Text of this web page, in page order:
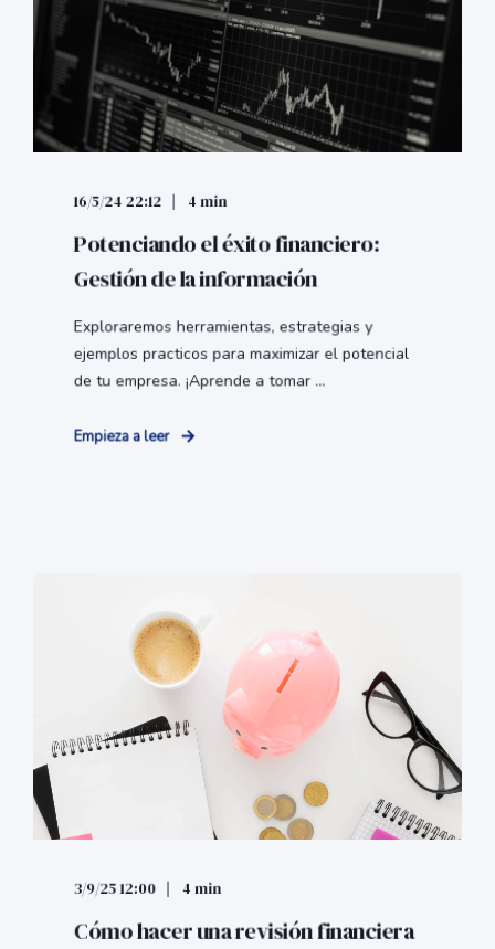
16/5/24 22:12 4 min
Potenciando el éxito financiero:
Gestión de la información
Exploraremos herramientas, estrategias y
ejemplos practicos para maximizar el potencial
de tu empresa. ¡Aprende a tomar ...
Empieza a leer
3/9/25 12:00 4 min
Cómo hacer una revisión financiera